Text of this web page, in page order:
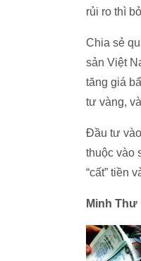
rủi ro thì
Chia sẻ
sản Việt
tăng giá
tư vàng,
Đầu tư
thuộc vào
“cất” tiền
Minh Thư